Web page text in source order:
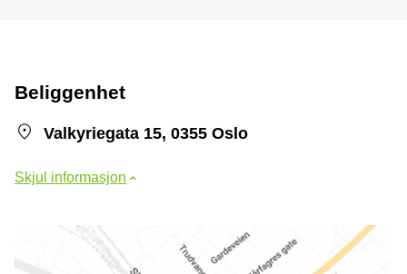
Beliggenhet
Valkyriegata 15, 0355 Oslo
Skjul informasjon